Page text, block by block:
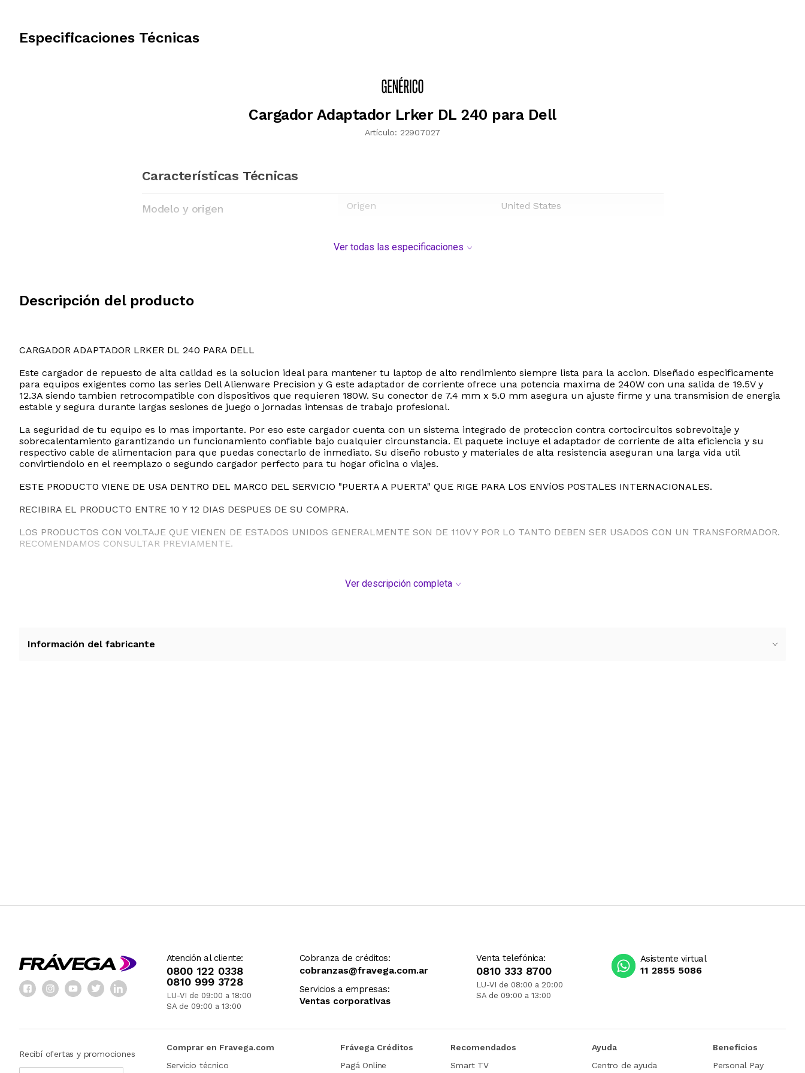
Especificaciones Técnicas
Cargador Adaptador Lrker DL 240 para Dell
Artículo: 22907027
Características Técnicas
Modelo y origen Origen United States
Ver todas las especificaciones
Descripción del producto
CARGADOR ADAPTADOR LRKER DL 240 PARA DELL
Este cargador de repuesto de alta calidad es la solucion ideal para mantener tu laptop de alto rendimiento siempre lista para la accion. Diseñado especificamente
para equipos exigentes como las series Dell Alienware Precision y G este adaptador de corriente ofrece una potencia maxima de 240W con una salida de 19.5V y
12.3A siendo tambien retrocompatible con dispositivos que requieren 180W. Su conector de 7.4 mm x 5.0 mm asegura un ajuste firme y una transmision de energia
estable y segura durante largas sesiones de juego o jornadas intensas de trabajo profesional.
La seguridad de tu equipo es lo mas importante. Por eso este cargador cuenta con un sistema integrado de proteccion contra cortocircuitos sobrevoltaje y
sobrecalentamiento garantizando un funcionamiento confiable bajo cualquier circunstancia. El paquete incluye el adaptador de corriente de alta eficiencia y su
respectivo cable de alimentacion para que puedas conectarlo de inmediato. Su diseño robusto y materiales de alta resistencia aseguran una larga vida util
convirtiendolo en el reemplazo o segundo cargador perfecto para tu hogar oficina o viajes.
ESTE PRODUCTO VIENE DE USA DENTRO DEL MARCO DEL SERVICIO "PUERTA A PUERTA" QUE RIGE PARA LOS ENVíOS POSTALES INTERNACIONALES.
RECIBIRA EL PRODUCTO ENTRE 10 Y 12 DIAS DESPUES DE SU COMPRA.
LOS PRODUCTOS CON VOLTAJE QUE VIENEN DE ESTADOS UNIDOS GENERALMENTE SON DE 110V Y POR LO TANTO DEBEN SER USADOS CON UN TRANSFORMADOR.
RECOMENDAMOS CONSULTAR PREVIAMENTE.
Ver descripción completa
Información del fabricante
Atención al cliente:
0800 122 0338
0810 999 3728
LU-VI de 09:00 a 18:00
SA de 09:00 a 13:00
Cobranza de créditos:
cobranzas@fravega.com.ar
Servicios a empresas:
Ventas corporativas
Venta telefónica:
0810 333 8700
LU-VI de 08:00 a 20:00
SA de 09:00 a 13:00
Asistente virtual
11 2855 5086
Recibí ofertas y promociones
Comprar en Fravega.com
Servicio técnico
Frávega Créditos
Pagá Online
Recomendados
Smart TV
Ayuda
Centro de ayuda
Beneficios
Personal Pay